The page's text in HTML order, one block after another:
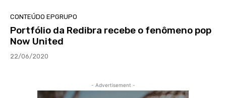
CONTEÚDO EPGRUPO
Portfólio da Redibra recebe o fenômeno pop
Now United
22/06/2020
- Advertisement -